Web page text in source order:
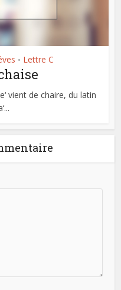
• Lettre C
vient de chaire, du latin